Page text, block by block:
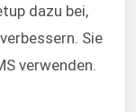
dazu bei,
Sie
verwenden.